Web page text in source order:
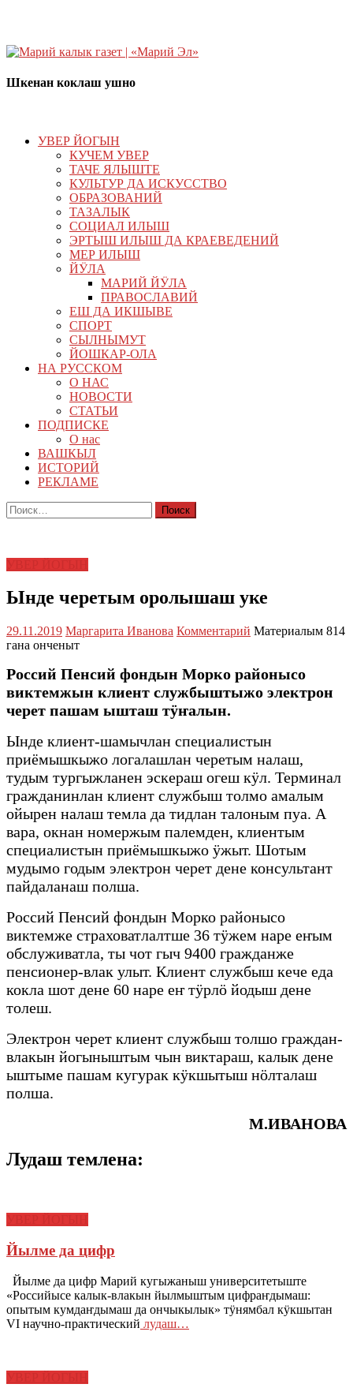
Шкенан коклаш ушно
УВЕР ЙОГЫН
КУЧЕМ УВЕР
ТАЧЕ ЯЛЫШТЕ
КУЛЬТУР ДА ИСКУССТВО
ОБРАЗОВАНИЙ
ТАЗАЛЫК
СОЦИАЛ ИЛЫШ
ЭРТЫШ ИЛЫШ ДА КРАЕВЕДЕНИЙ
МЕР ИЛЫШ
ЙӰЛА
МАРИЙ ЙӰЛА
ПРАВОСЛАВИЙ
ЕШ ДА ИКШЫВЕ
СПОРТ
СЫЛНЫМУТ
ЙОШКАР-ОЛА
НА РУССКОМ
О НАС
НОВОСТИ
СТАТЬИ
ПОДПИСКЕ
О нас
ВАШКЫЛ
ИСТОРИЙ
РЕКЛАМЕ
Найти:
Ынде черетым оролышаш уке
29.11.2019 Маргарита Иванова Комментарий Материалым 814
гана онченыт
Россий Пенсий фондын Морко районысо
виктемжын клиент службыштыжо электрон
черет пашам ышташ тӱҥалын.
Ынде клиент-шамычлан специалистын
приёмышкыжо логалашлан черетым налаш,
тудым тургыжланен эскераш огеш кӱл. Терминал
гражданинлан клиент службыш толмо амалым
ойырен налаш темла да тидлан талоным пуа. А
вара, окнан номержым палемден, клиентым
специалистын приёмышкыжо ӱжыт. Шотым
мудымо годым электрон черет дене консультант
пайдаланаш полша.
Россий Пенсий фондын Морко районысо
виктемже страховатлалтше 36 тӱжем наре еҥым
обслуживатла, ты чот гыч 9400 гражданже
пенсионер-влак улыт. Клиент службыш кече еда
кокла шот дене 60 наре еҥ тӱрлӧ йодыш дене
толеш.
Электрон черет клиент службыш толшо граждан-
влакын йогыныштым чын виктараш, калык дене
ыштыме пашам кугурак кӱкшытыш нӧлталаш
полша.
М.ИВАНОВА
Лудаш темлена:
Йылме да цифр
Йылме да цифр Марий кугыжаныш университетыште
«Российысе калык-влакын йылмыштым цифраҥдымаш:
опытым кумдаҥдымаш да ончыкылык» тӱнямбал кӱкшытан
VI научно-практический лудаш…